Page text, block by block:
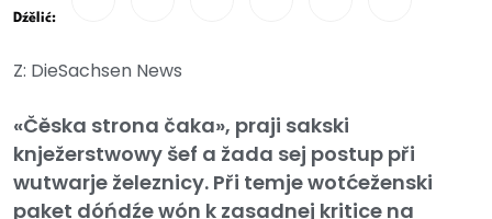
Dźělić:
Z: DieSachsen News
«Čěska strona čaka», praji sakski
knježerstwowy šef a žada sej postup při
wutwarje železnicy. Při temje wotćeženski
paket dóńdźe wón k zasadnej kritice na